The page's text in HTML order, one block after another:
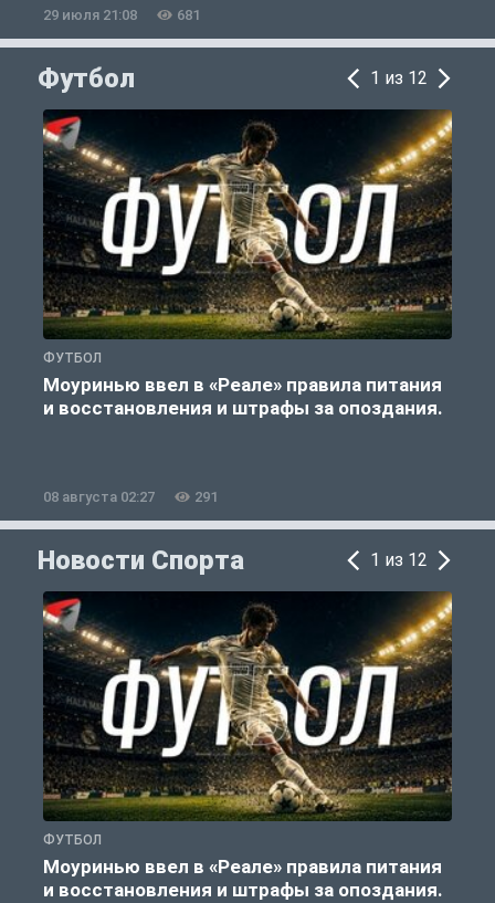
29 июля 21:08 681
Футбол 1 из 12
ФУТБОЛ
Моуринью ввел в «Реале» правила питания
и восстановления и штрафы за опоздания.
08 августа 02:27 291
Новости Спорта 1 из 12
ФУТБОЛ
Моуринью ввел в «Реале» правила питания
и восстановления и штрафы за опоздания.